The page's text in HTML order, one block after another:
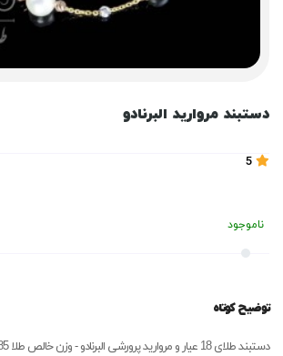
دستبند مروارید البرنادو
ناموجود
توضیح کوتاه
دستبند طلای 18 عیار و مروارید پرورشی البرنادو - وزن خالص طلا 1.85